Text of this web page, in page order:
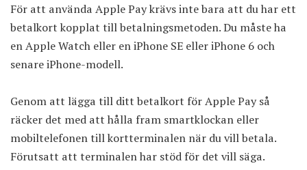
För att använda Apple Pay krävs inte bara att du har ett
betalkort kopplat till betalningsmetoden. Du måste ha
en Apple Watch eller en iPhone SE eller iPhone 6 och
senare iPhone-modell.
Genom att lägga till ditt betalkort för Apple Pay så
räcker det med att hålla fram smartklockan eller
mobiltelefonen till kortterminalen när du vill betala.
Förutsatt att terminalen har stöd för det vill säga.